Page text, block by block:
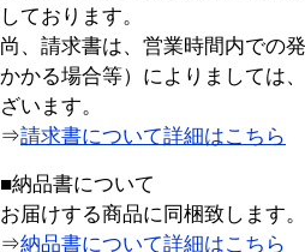
しております。
尚、請求書は、営業時間内での
かかる場合等）によりましては
ざいます。
⇒請求書について詳細はこちら
■納品書について
お届けする商品に同梱致します。
⇒納品書について詳細はこちら